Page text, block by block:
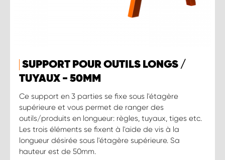
SUPPORT POUR OUTILS LONGS /
TUYAUX - 50MM
Ce support en 3 parties se fixe sous l'étagère
supérieure et vous permet de ranger des
outils/produits en longueur: règles, tuyaux, tiges etc.
Les trois éléments se fixent à l'aide de vis à la
longueur désirée sous l'étagère supérieure. Sa
hauteur est de 50mm.